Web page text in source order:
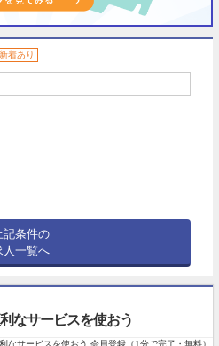
新着あり
記条件の
人一覧へ
なサービスを使おう